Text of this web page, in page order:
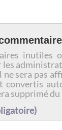
inutiles
les
ne sera pas
convertis
supprimé du